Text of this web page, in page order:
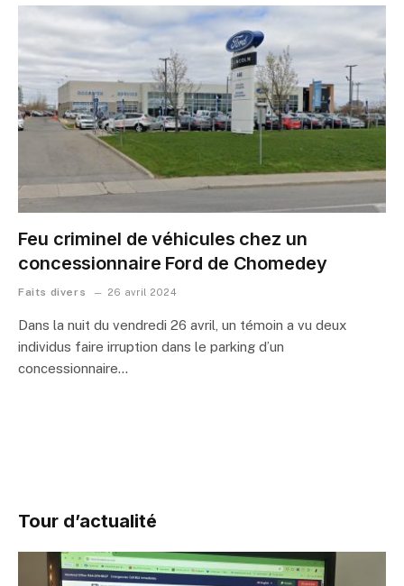
Feu criminel de véhicules chez un
concessionnaire Ford de Chomedey
Faits divers 26 avril 2024
Dans la nuit du vendredi 26 avril, un témoin a vu deux
individus faire irruption dans le parking d’un
concessionnaire…
Tour d’actualité